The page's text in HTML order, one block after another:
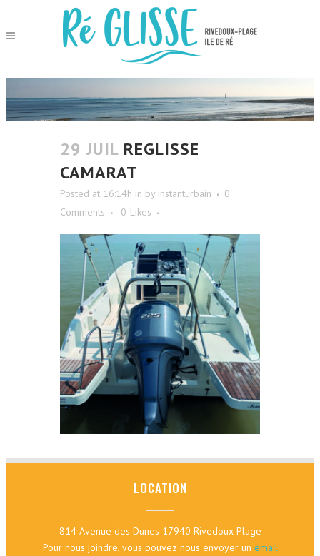
29 JUIL REGLISSE
CAMARAT
Posted at 16:14h in by instanturbain
0
Comments
0 Likes
LOCATION
814 Avenue des Dunes 17940 Rivedoux-Plage
Pour nous joindre, vous pouvez nous envoyer un email